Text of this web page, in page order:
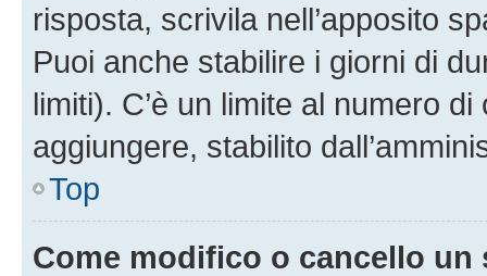
risposta, scrivila nell’apposito
Puoi anche stabilire i giorni di
limiti). C’è un limite al numero
aggiungere, stabilito
Top
Come modifico o cancello un